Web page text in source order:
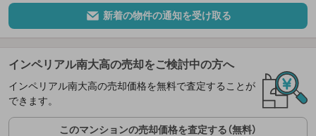
新着の物件の通知を受け取る
インペリアル南大高の売却をご検討中の方へ
インペリアル南大高の売却価格を無料で査定することが
できます。
このマンションの売却価格を査定する（無料）